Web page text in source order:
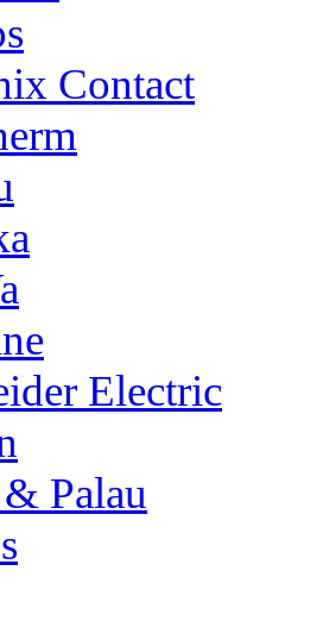
Contact
Electric
Palau